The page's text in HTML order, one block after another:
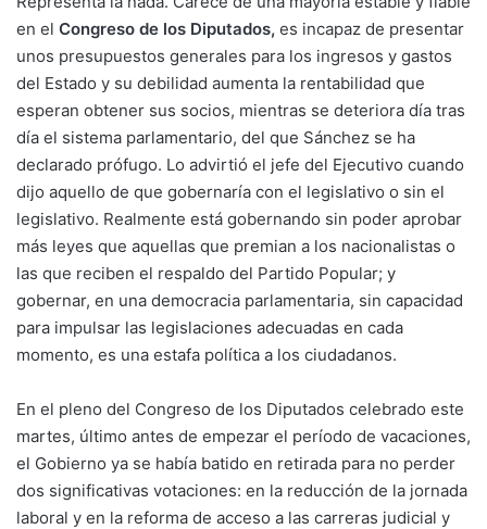
en el Congreso de los Diputados, es incapaz de presentar
unos presupuestos generales para los ingresos y gastos
del Estado y su debilidad aumenta la rentabilidad que
esperan obtener sus socios, mientras se deteriora día tras
día el sistema parlamentario, del que Sánchez se ha
declarado prófugo. Lo advirtió el jefe del Ejecutivo cuando
dijo aquello de que gobernaría con el legislativo o sin el
legislativo. Realmente está gobernando sin poder aprobar
más leyes que aquellas que premian a los nacionalistas o
las que reciben el respaldo del Partido Popular; y
gobernar, en una democracia parlamentaria, sin capacidad
para impulsar las legislaciones adecuadas en cada
momento, es una estafa política a los ciudadanos.
En el pleno del Congreso de los Diputados celebrado este
martes, último antes de empezar el período de vacaciones,
el Gobierno ya se había batido en retirada para no perder
dos significativas votaciones: en la reducción de la jornada
laboral y en la reforma de acceso a las carreras judicial y